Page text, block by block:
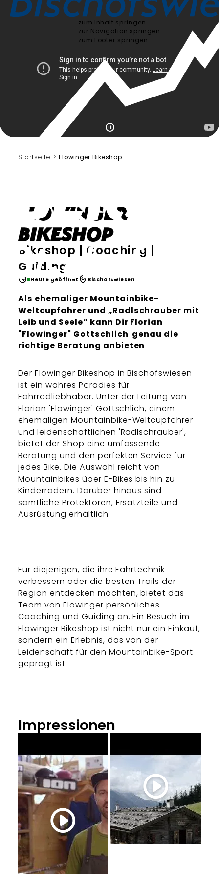
zum Inhalt springen
zur Navigation springen
zum Footer springen
Bergerlebnis Berchtesgaden
Startseite Flowinger Bikeshop
Flowinger
Bikeshop
Bikeshop | Coaching |
Guiding
Heute geöffnet Bischofswiesen
Als ehemaliger Mountainbike-
Weltcupfahrer und „Radlschrauber mit
Leib und Seele“ kann Dir Florian
"Flowinger" Gottschlich genau die
richtige Beratung anbieten
Der Flowinger Bikeshop in Bischofswiesen
ist ein wahres Paradies für
Fahrradliebhaber. Unter der Leitung von
Florian 'Flowinger' Gottschlich, einem
ehemaligen Mountainbike-Weltcupfahrer
und leidenschaftlichen 'Radlschrauber',
bietet der Shop eine umfassende
Beratung und den perfekten Service für
jedes Bike. Die Auswahl reicht von
Mountainbikes über E-Bikes bis hin zu
Kinderrädern. Darüber hinaus sind
sämtliche Protektoren, Ersatzteile und
Ausrüstung erhältlich.
Für diejenigen, die ihre Fahrtechnik
verbessern oder die besten Trails der
Region entdecken möchten, bietet das
Team von Flowinger persönliches
Coaching und Guiding an. Ein Besuch im
Flowinger Bikeshop ist nicht nur ein Einkauf,
sondern ein Erlebnis, das von der
Leidenschaft für den Mountainbike-Sport
geprägt ist.
Impressionen